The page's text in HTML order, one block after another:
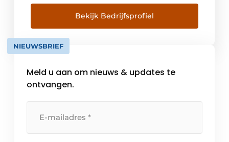
van brandwerende calciumsilicaatplaten,
brandwerende intumescerende verven,
brandwerende spuitmortels en een breed
gamma aan Fire Stopping & Fire Sealing
producten. Promat is het merk dat zich
Passieve […]
Bekijk Bedrijfsprofiel
NIEUWSBRIEF
Meld u aan om nieuws & updates te
ontvangen.